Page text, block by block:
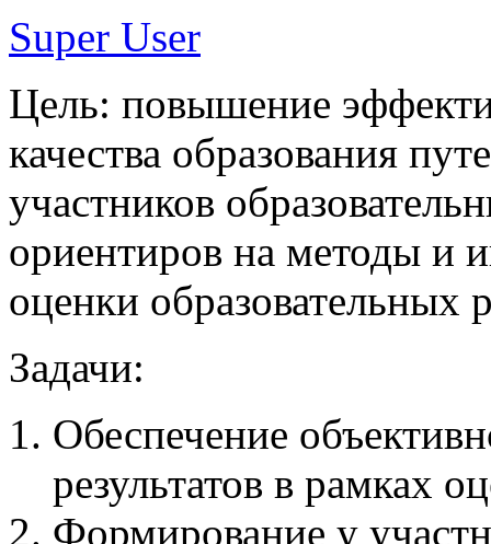
Super User
Цель: повышение
качества образования
участников
ориентиров на методы и
оценки образовательных
Задачи:
Обеспечение
результатов в рамках
Формирование у